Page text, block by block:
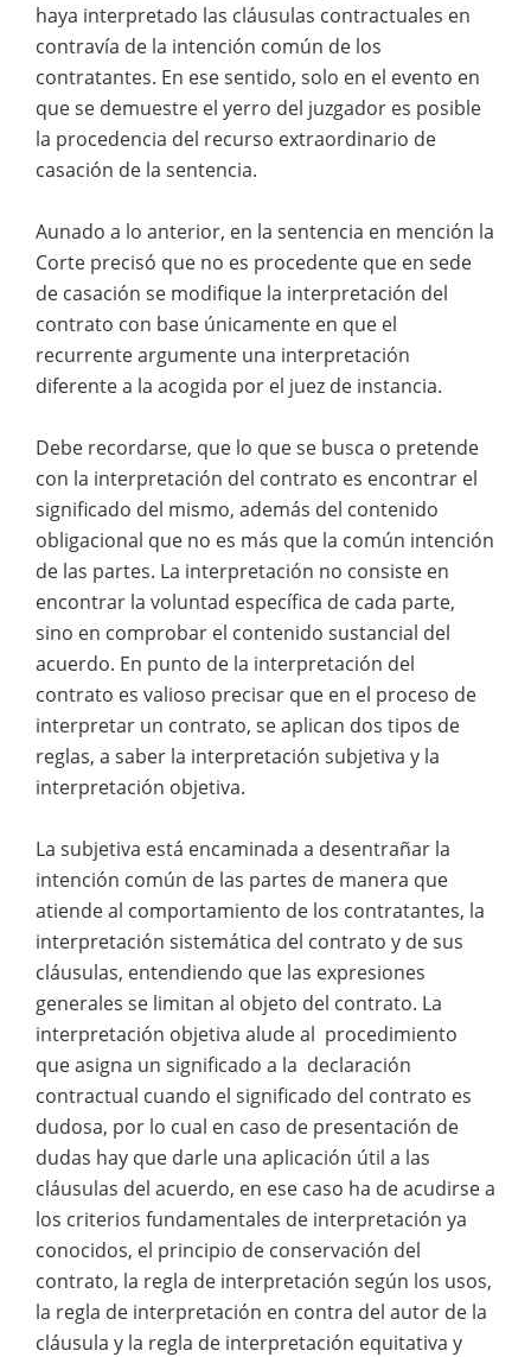
haya interpretado las cláusulas contractuales en
contravía de la intención común de los
contratantes. En ese sentido, solo en el evento en
que se demuestre el yerro del juzgador es posible
la procedencia del recurso extraordinario de
casación de la sentencia.
Aunado a lo anterior, en la sentencia en mención la
Corte precisó que no es procedente que en sede
de casación se modifique la interpretación del
contrato con base únicamente en que el
recurrente argumente una interpretación
diferente a la acogida por el juez de instancia.
Debe recordarse, que lo que se busca o pretende
con la interpretación del contrato es encontrar el
significado del mismo, además del contenido
obligacional que no es más que la común intención
de las partes. La interpretación no consiste en
encontrar la voluntad específica de cada parte,
sino en comprobar el contenido sustancial del
acuerdo. En punto de la interpretación del
contrato es valioso precisar que en el proceso de
interpretar un contrato, se aplican dos tipos de
reglas, a saber la interpretación subjetiva y la
interpretación objetiva.
La subjetiva está encaminada a desentrañar la
intención común de las partes de manera que
atiende al comportamiento de los contratantes, la
interpretación sistemática del contrato y de sus
cláusulas, entendiendo que las expresiones
generales se limitan al objeto del contrato. La
interpretación objetiva alude al procedimiento
que asigna un significado a la declaración
contractual cuando el significado del contrato es
dudosa, por lo cual en caso de presentación de
dudas hay que darle una aplicación útil a las
cláusulas del acuerdo, en ese caso ha de acudirse a
los criterios fundamentales de interpretación ya
conocidos, el principio de conservación del
contrato, la regla de interpretación según los usos,
la regla de interpretación en contra del autor de la
cláusula y la regla de interpretación equitativa y